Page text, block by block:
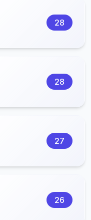
28
28
27
26